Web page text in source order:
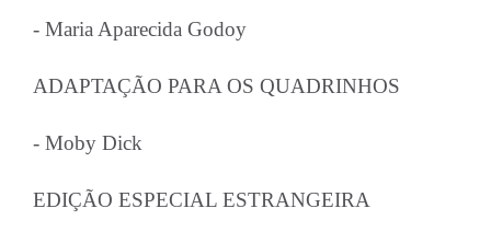
- Maria Aparecida Godoy
ADAPTAÇÃO PARA OS QUADRINHOS
- Moby Dick
EDIÇÃO ESPECIAL ESTRANGEIRA